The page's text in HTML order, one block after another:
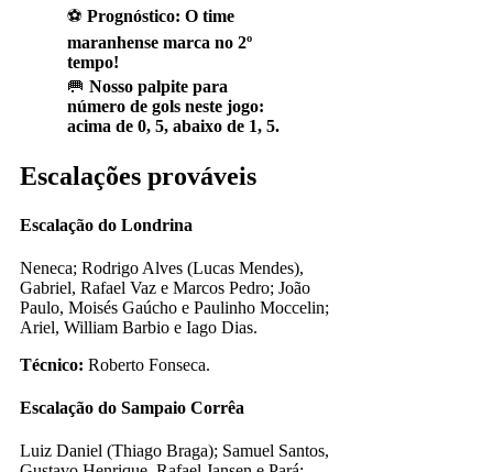
⚽ Prognóstico: O time
maranhense marca no 2º
tempo!
🥅 Nosso palpite para
número de gols neste jogo:
acima de 0, 5, abaixo de 1, 5.
Escalações prováveis
Escalação do Londrina
Neneca; Rodrigo Alves (Lucas Mendes),
Gabriel, Rafael Vaz e Marcos Pedro; João
Paulo, Moisés Gaúcho e Paulinho Moccelin;
Ariel, William Barbio e Iago Dias.
Técnico: Roberto Fonseca.
Escalação do Sampaio Corrêa
Luiz Daniel (Thiago Braga); Samuel Santos,